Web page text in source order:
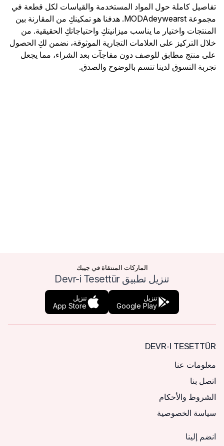
تفاصيل كاملة حول المواد المستخدمة والقياسات لكل قطعة في
مجموعة MODAdeywearst. هدفنا هو تمكينكِ من المقارنة بين
المنتجات واختيار ما يناسب ميزانيتكِ واحتياجاتكِ الحقيقية. من
خلال التركيز على العلامات التجارية الموثوقة، نضمن لكِ الحصول
على منتج مطابق للوصف دون مفاجآت بعد الشراء، مما يجعل
تجربة التسوق لدينا تتسم بالوضوح والصدق.
الماركات المنتقاة في جيبك
تنزيل تطبيق Devr-i Tesettür
تنزيل
Google Play
تنزيل
App Store
DEVR-I TESETTÜR
معلومات عنا
اتصل بنا
الشروط والأحكام
سياسة الخصوصية
انضم إلينا